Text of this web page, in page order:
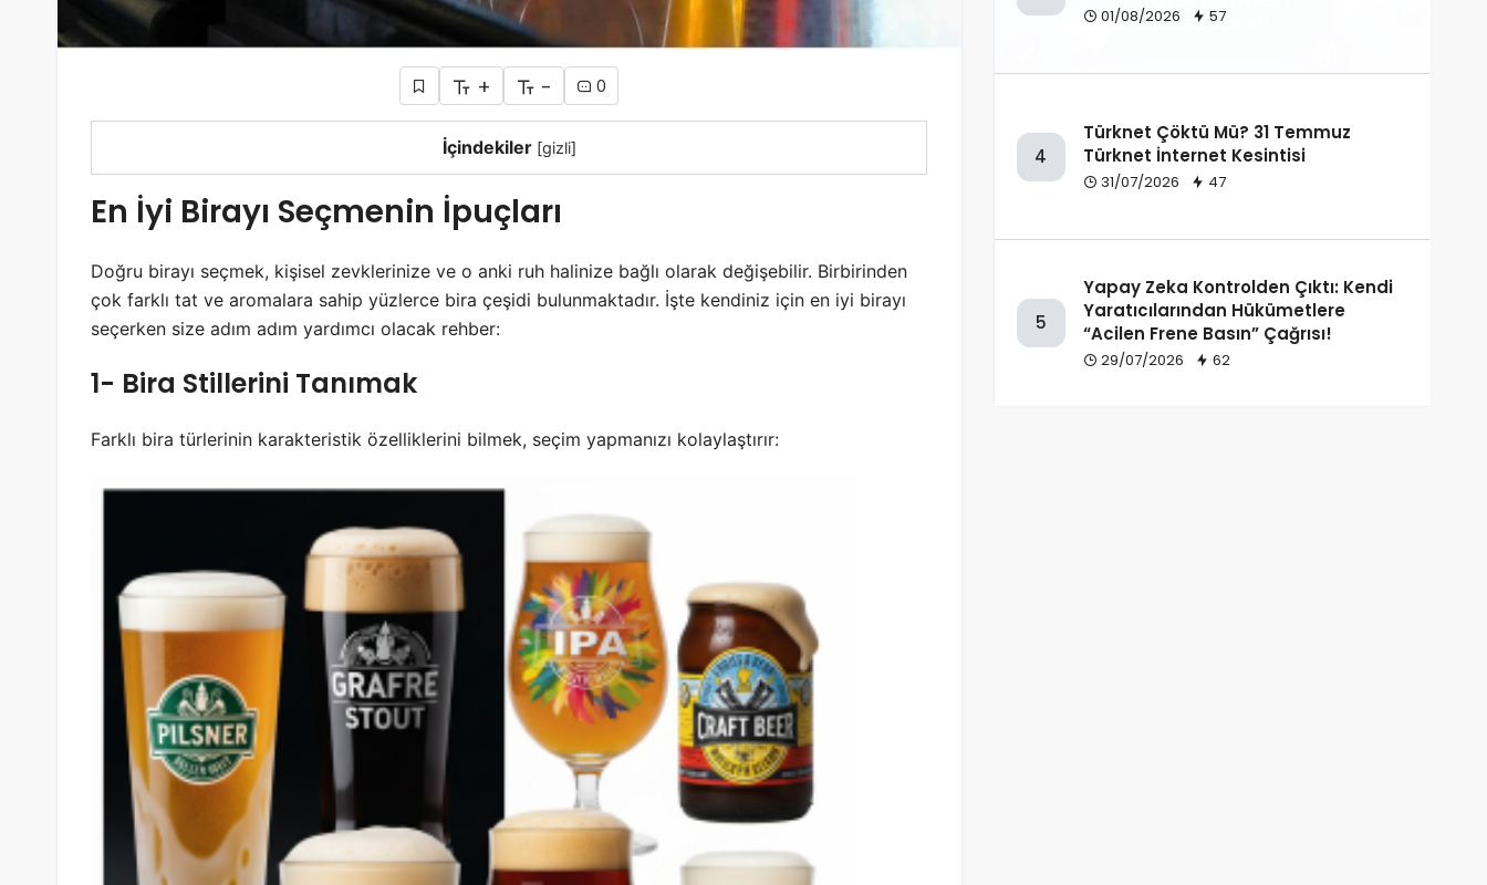
+ - 0
İçindekiler [gizli]
En İyi Birayı Seçmenin İpuçları
Doğru birayı seçmek, kişisel zevklerinize ve o anki ruh halinize bağlı olarak değişebilir. Birbirinden
çok farklı tat ve aromalara sahip yüzlerce bira çeşidi bulunmaktadır. İşte kendiniz için en iyi birayı
seçerken size adım adım yardımcı olacak rehber:
1- Bira Stillerini Tanımak
Farklı bira türlerinin karakteristik özelliklerini bilmek, seçim yapmanızı kolaylaştırır:
01/08/2026 57
4
Türknet Çöktü Mü? 31 Temmuz
Türknet İnternet Kesintisi
31/07/2026 47
5
Yapay Zeka Kontrolden Çıktı: Kendi
Yaratıcılarından Hükümetlere
“Acilen Frene Basın” Çağrısı!
29/07/2026 62